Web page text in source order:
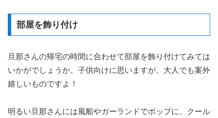
部屋を飾り付け
旦那さんの帰宅の時間に合わせて部屋を飾り付けてみては
いかがでしょうか。子供向けに思いますが、大人でも案外
嬉しいものですよ！
明るい旦那さんには風船やガーランドでポップに、クール